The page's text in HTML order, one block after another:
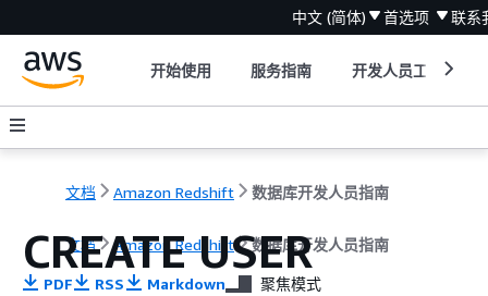
中文 (简体) 首选项 联系
开始使用 服务指南 开发人员工具
文档 Amazon Redshift 数据库开发人员指南
文档 Amazon Redshift 数据库开发人员指南
CREATE USER
PDF RSS Markdown 聚焦模式